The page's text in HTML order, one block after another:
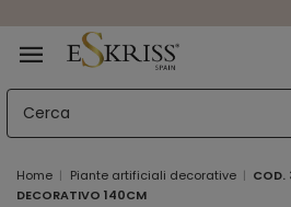
Home Piante artificiali decorative
COD.
DECORATIVO 140CM